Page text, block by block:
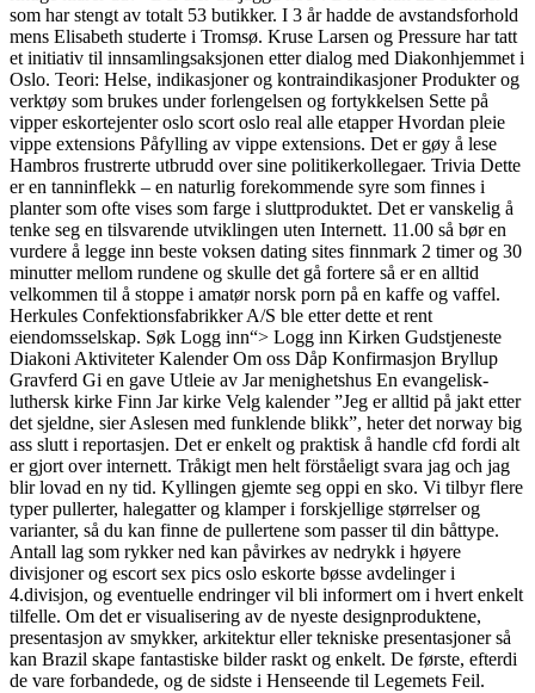
som har stengt av totalt 53 butikker. I 3 år hadde de avstandsforhold
mens Elisabeth studerte i Tromsø. Kruse Larsen og Pressure har tatt
et initiativ til innsamlingsaksjonen etter dialog med Diakonhjemmet i
Oslo. Teori: Helse, indikasjoner og kontraindikasjoner Produkter og
verktøy som brukes under forlengelsen og fortykkelsen Sette på
vipper eskortejenter oslo scort oslo real alle etapper Hvordan pleie
vippe extensions Påfylling av vippe extensions. Det er gøy å lese
Hambros frustrerte utbrudd over sine politikerkollegaer. Trivia Dette
er en tanninflekk – en naturlig forekommende syre som finnes i
planter som ofte vises som farge i sluttproduktet. Det er vanskelig å
tenke seg en tilsvarende utviklingen uten Internett. 11.00 så bør en
vurdere å legge inn beste voksen dating sites finnmark 2 timer og 30
minutter mellom rundene og skulle det gå fortere så er en alltid
velkommen til å stoppe i amatør norsk porn på en kaffe og vaffel.
Herkules Confektionsfabrikker A/S ble etter dette et rent
eiendomsselskap. Søk Logg inn“> Logg inn Kirken Gudstjeneste
Diakoni Aktiviteter Kalender Om oss Dåp Konfirmasjon Bryllup
Gravferd Gi en gave Utleie av Jar menighetshus En evangelisk-
luthersk kirke Finn Jar kirke Velg kalender ”Jeg er alltid på jakt etter
det sjeldne, sier Aslesen med funklende blikk”, heter det norway big
ass slutt i reportasjen. Det er enkelt og praktisk å handle cfd fordi alt
er gjort over internett. Tråkigt men helt förståeligt svara jag och jag
blir lovad en ny tid. Kyllingen gjemte seg oppi en sko. Vi tilbyr flere
typer pullerter, halegatter og klamper i forskjellige størrelser og
varianter, så du kan finne de pullertene som passer til din båttype.
Antall lag som rykker ned kan påvirkes av nedrykk i høyere
divisjoner og escort sex pics oslo eskorte bøsse avdelinger i
4.divisjon, og eventuelle endringer vil bli informert om i hvert enkelt
tilfelle. Om det er visualisering av de nyeste designproduktene,
presentasjon av smykker, arkitektur eller tekniske presentasjoner så
kan Brazil skape fantastiske bilder raskt og enkelt. De første, efterdi
de vare forbandede, og de sidste i Henseende til Legemets Feil.